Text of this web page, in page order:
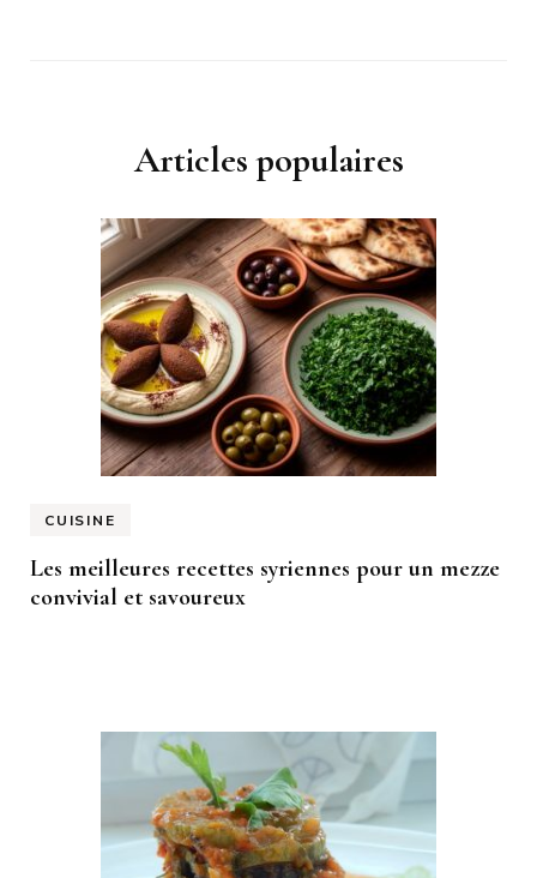
Articles populaires
CUISINE
Les meilleures recettes syriennes pour un mezze
convivial et savoureux